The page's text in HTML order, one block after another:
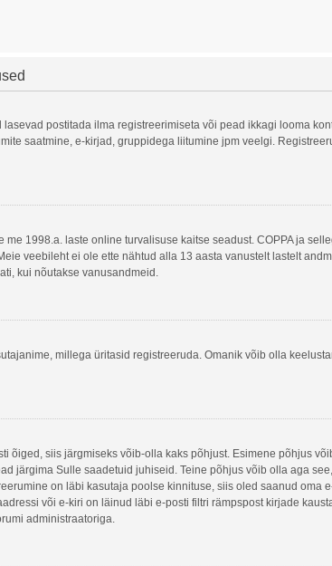
postitada ilma registreerimiseta või pead ikkagi looma
saatmine, e-kirjad, gruppidega liitumine jpm veelgi.
1998.a. laste online turvalisuse kaitse seadust. COPPA ja
veebileht ei ole ette nähtud alla 13 aasta vanustelt lastelt
kui nõutakse vanusandmeid.
millega üritasid registreeruda. Omanik võib olla
õiged, siis järgmiseks võib-olla kaks põhjust. Esimene põhjus
järgima Sulle saadetuid juhiseid. Teine põhjus võib olla aga
on läbi kasutaja poolse kinnituse, siis oled saanud
või e-kiri on läinud läbi e-posti filtri rämpspost kirjade
administraatoriga.